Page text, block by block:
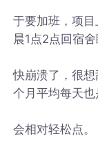
于要加班，项
晨1点2点回宿
快崩溃了，很
个月平均每天
会相对轻松点。